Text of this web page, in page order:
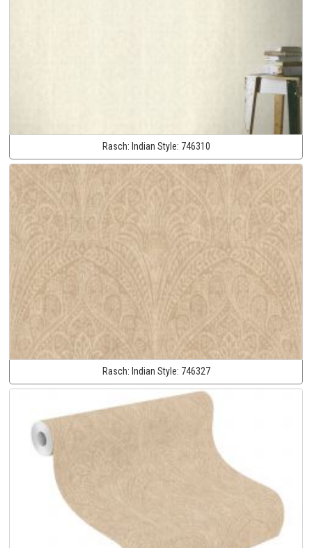
Rasch: Indian Style: 746310
Rasch: Indian Style: 746327